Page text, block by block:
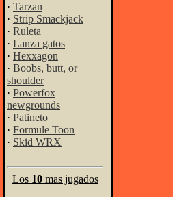
· Tarzan
· Strip Smackjack
· Ruleta
· Lanza gatos
· Hexxagon
· Boobs, butt, or
shoulder
· Powerfox
newgrounds
· Patineto
· Formule Toon
· Skid WRX
Los 10mas jugados